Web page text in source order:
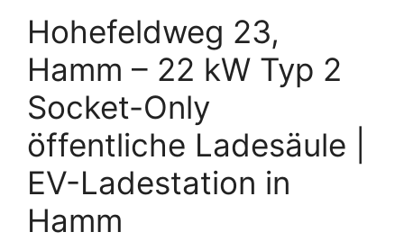
Hohefeldweg 23,
Hamm – 22 kW Typ 2
Socket-Only
öffentliche Ladesäule |
EV-Ladestation in
Hamm